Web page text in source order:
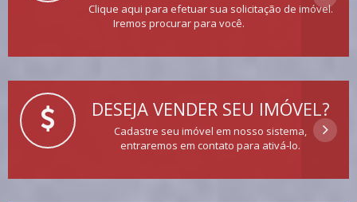
Clique aqui para efetuar sua solicitação de imóvel.
Iremos procurar para você.
DESEJA VENDER SEU IMÓVEL?
Cadastre seu imóvel em nosso sistema,
entraremos em contato para ativá-lo.